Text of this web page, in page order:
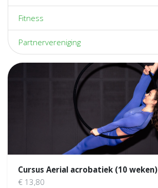
Fitness
Partnervereniging
Cursus Aerial acrobatiek (10 weken)
€ 13,80